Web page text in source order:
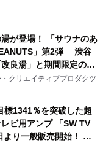
が登場！ 「サウナのあ
」第2弾 渋谷
良湯」と期間限定のコ
ン サウナイキタイコラ
決定！
クリエイティブプロダクツ
標1341％を突破した超
ビ用アンプ 「SW TV
り一般販売開始！ ケ